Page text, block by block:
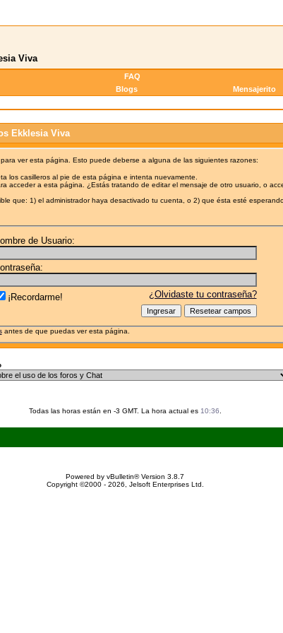
Viva
FAQ
Blogs Mensajerito
Ekklesia Viva
ver esta página. Esto puede deberse a alguna de las siguientes razones:
los casilleros al pie de esta página e intenta nuevamente.
acceder a esta página. ¿Estás tratando de editar el mensaje de otro usuario, o
que: 1) el administrador haya desactivado tu cuenta, o 2) que ésta esté
de Usuario:
¿Olvidaste tu contraseña?
¡Recordarme!
antes de que puedas ver esta página.
Todas las horas están en -3 GMT. La hora actual es 10:36
Powered by vBulletin® Version 3.8.7
Copyright ©2000 - 2026, Jelsoft Enterprises Ltd.